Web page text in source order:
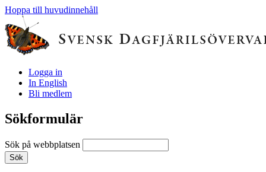
Hoppa till huvudinnehåll
Logga in
In English
Bli medlem
Sökformulär
Sök på webbplatsen